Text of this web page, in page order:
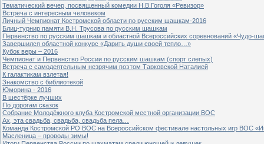
Тематический вечер, посвященный комедии Н.В.Гоголя «Ревизор»
Встреча с интересным человеком
Личный Чемпионат Костромской области по русским шашкам-2016
Блиц-турнир памяти В.Н. Трусова по русским шашкам
Первенство по русским шашкам и областной Всероссийских соревнований «Чудо-
Завершился областной конкурс «Дарить души своей тепло…»
Кубок веры – 2016
Чемпионат и Первенство России по русским шашкам (спорт слепых)
Встреча с самодеятельным незрячим поэтом Тарковской Наталией
К галактикам взлетая!
Знакомство с библиотекой
Юморина - 2016
В шестёрке лучших
По дорогам сказок
Собрание Молодёжного клуба Костромской местной организации ВОС
Ах, эта свадьба, свадьба, свадьба пела…
Команда Костромской РО ВОС на Всероссийском фестивале настольных игр ВОС
Масленица – проводы зимы!